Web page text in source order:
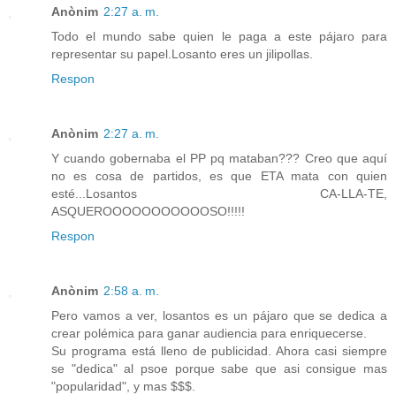
Anònim 2:27 a. m.
Todo el mundo sabe quien le paga a este pájaro para
representar su papel.Losanto eres un jilipollas.
Respon
Anònim 2:27 a. m.
Y cuando gobernaba el PP pq mataban??? Creo que aquí
no es cosa de partidos, es que ETA mata con quien
esté...Losantos CA-LLA-TE,
ASQUEROOOOOOOOOOOSO!!!!!
Respon
Anònim 2:58 a. m.
Pero vamos a ver, losantos es un pájaro que se dedica a
crear polémica para ganar audiencia para enriquecerse.
Su programa está lleno de publicidad. Ahora casi siempre
se "dedica" al psoe porque sabe que asi consigue mas
"popularidad", y mas $$$.